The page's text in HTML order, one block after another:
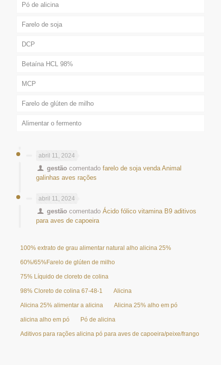
Pó de alicina
Farelo de soja
DCP
Betaína HCL 98%
MCP
Farelo de glúten de milho
Alimentar o fermento
abril 11, 2024
gestão comentadofarelo de soja venda Animal
galinhas aves rações
abril 11, 2024
gestão comentadoÁcido fólico vitamina B9 aditivos
para aves de capoeira
100% extrato de grau alimentar natural alho alicina 25%
60%/65%Farelo de glúten de milho
75% Líquido de cloreto de colina
98% Cloreto de colina 67-48-1 Alicina
Alicina 25% alimentar a alicina Alicina 25% alho em pó
alicina alho em pó Pó de alicina
Aditivos para rações alicina pó para aves de capoeira/peixe/frango